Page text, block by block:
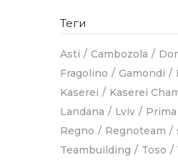
Теги
Asti Cambozola
Fragolino
Gamondi
Kaserei
Kaserei
Landana
Lviv
Regno
Regnoteam
Teambuilding
Toso